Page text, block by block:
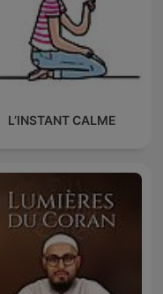
L’INSTANT CALME